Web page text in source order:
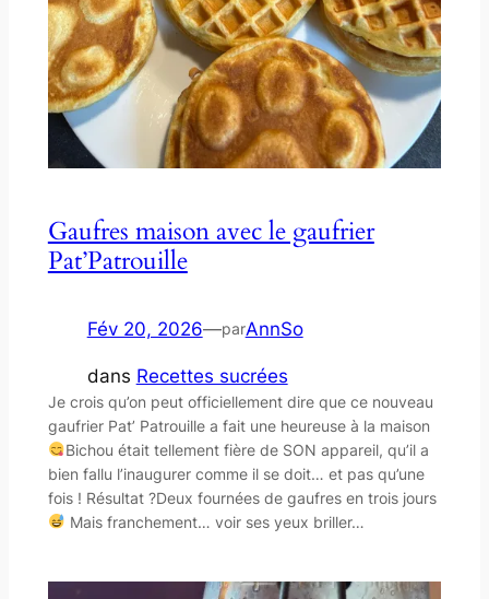
Gaufres maison avec le gaufrier
Pat’Patrouille
Fév 20, 2026—parAnnSo
dans Recettes sucrées
Je crois qu’on peut officiellement dire que ce nouveau
gaufrier Pat’ Patrouille a fait une heureuse à la maison
Bichou était tellement fière de SON appareil, qu’il a
bien fallu l’inaugurer comme il se doit… et pas qu’une
fois ! Résultat ?Deux fournées de gaufres en trois jours
Mais franchement… voir ses yeux briller…